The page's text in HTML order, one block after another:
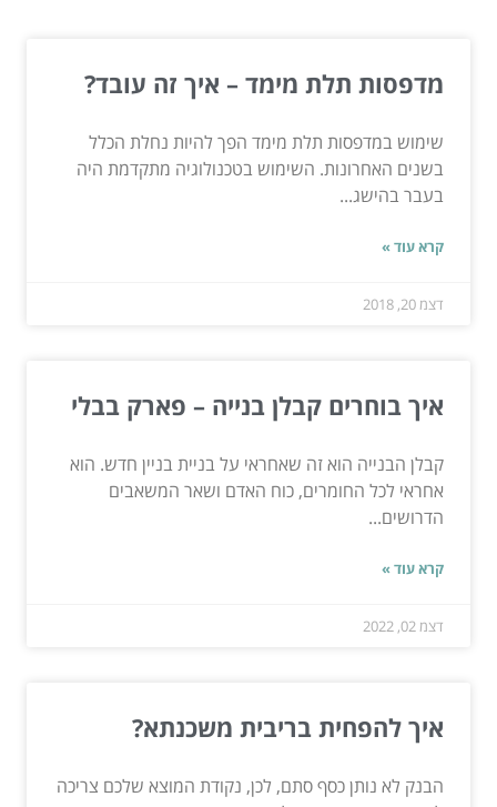
מדפסות תלת מימד – איך זה עובד?
שימוש במדפסות תלת מימד הפך להיות נחלת הכלל
בשנים האחרונות. השימוש בטכנולוגיה מתקדמת היה
בעבר בהישג...
קרא עוד »
דצמ 20, 2018
איך בוחרים קבלן בנייה – פארק בבלי
קבלן הבנייה הוא זה שאחראי על בניית בניין חדש. הוא
אחראי לכל החומרים, כוח האדם ושאר המשאבים
הדרושים...
קרא עוד »
דצמ 02, 2022
איך להפחית בריבית משכנתא?
הבנק לא נותן כסף סתם, לכן, נקודת המוצא שלכם צריכה